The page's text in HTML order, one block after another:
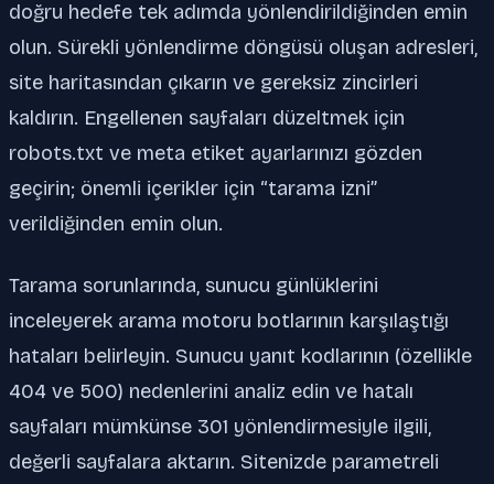
doğru hedefe tek adımda yönlendirildiğinden emin
olun. Sürekli yönlendirme döngüsü oluşan adresleri,
site haritasından çıkarın ve gereksiz zincirleri
kaldırın. Engellenen sayfaları düzeltmek için
robots.txt ve meta etiket ayarlarınızı gözden
geçirin; önemli içerikler için “tarama izni”
verildiğinden emin olun.
Tarama sorunlarında, sunucu günlüklerini
inceleyerek arama motoru botlarının karşılaştığı
hataları belirleyin. Sunucu yanıt kodlarının (özellikle
404 ve 500) nedenlerini analiz edin ve hatalı
sayfaları mümkünse 301 yönlendirmesiyle ilgili,
değerli sayfalara aktarın. Sitenizde parametreli